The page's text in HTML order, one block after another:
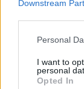
Downstream
Personal
I want to
personal
Opted In
misję. Więcej
Facebook